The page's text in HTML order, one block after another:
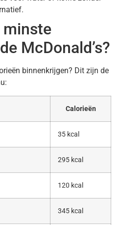
minste
McDonald’s?
binnenkrijgen? Dit zijn de
Calorieën
35 kcal
295 kcal
120 kcal
345 kcal